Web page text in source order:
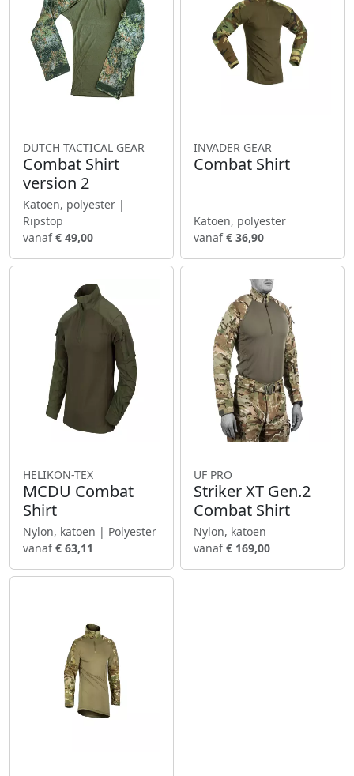
DUTCH TACTICAL GEAR
Combat Shirt
version 2
Katoen, polyester |
Ripstop
vanaf€ 49,00
INVADER GEAR
Combat Shirt
Katoen, polyester
vanaf€ 36,90
HELIKON-TEX
MCDU Combat
Shirt
Nylon, katoen | Polyester
vanaf€ 63,11
UF PRO
Striker XT Gen.2
Combat Shirt
Nylon, katoen
vanaf€ 169,00